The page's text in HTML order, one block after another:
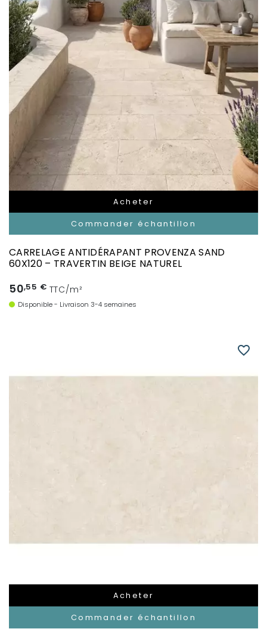
Acheter
Commander échantillon
CARRELAGE ANTIDÉRAPANT PROVENZA SAND
60X120 – TRAVERTIN BEIGE NATUREL
50,55 € TTC/m²
Disponible - Livraison 3-4 semaines
Acheter
Commander échantillon
favorite_border